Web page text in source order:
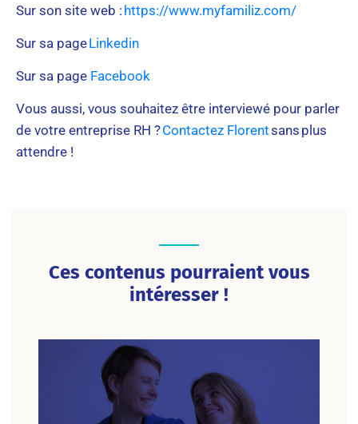
Sur son site web : https://www.myfamiliz.com/
Sur sa pageLinkedin
Sur sa page Facebook
Vous aussi, vous souhaitez être interviewé pour parler
de votre entreprise RH ?Contactez Florentsans plus
attendre !
Ces contenus pourraient vous
intéresser !